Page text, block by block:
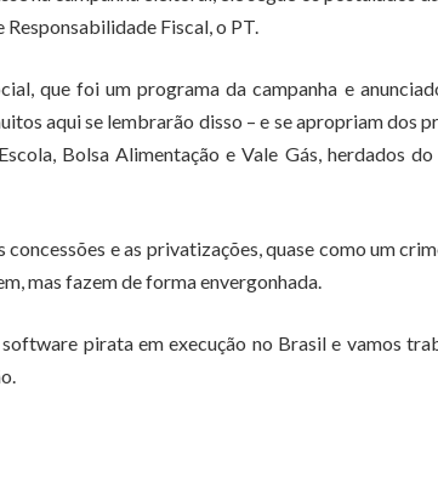
Fiscal, o PT.
que foi um programa da campanha e
aqui se lembrarão disso – e se apropriam dos
Bolsa Alimentação e Vale Gás, herdados
e as privatizações, quase como um
mas fazem de forma envergonhada.
pirata em execução no Brasil e vamos